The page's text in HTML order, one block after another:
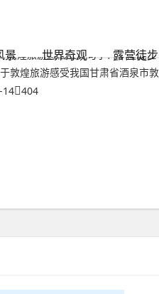
景 世界奇观 露营徒步
敦煌旅游感悟唯美句子？不懂就
敦煌旅游感受我国甘肃省酒泉市
14 404